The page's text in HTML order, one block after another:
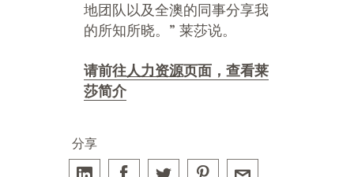
地团队以及全澳的同事分享我
的所知所晓。” 莱莎说。
请前往人力资源页面，查看莱
莎简介
分享